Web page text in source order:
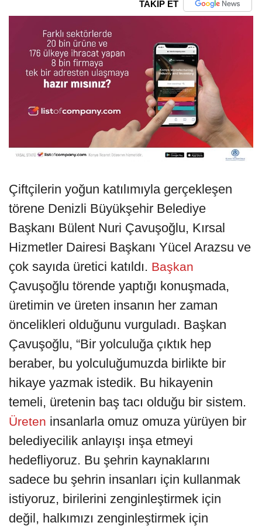
TAKİP ET
Çiftçilerin yoğun katılımıyla gerçekleşen
törene Denizli Büyükşehir Belediye
Başkanı Bülent Nuri Çavuşoğlu, Kırsal
Hizmetler Dairesi Başkanı Yücel Arazsu ve
çok sayıda üretici katıldı. Başkan
Çavuşoğlu törende yaptığı konuşmada,
üretimin ve üreten insanın her zaman
öncelikleri olduğunu vurguladı. Başkan
Çavuşoğlu, “Bir yolculuğa çıktık hep
beraber, bu yolculuğumuzda birlikte bir
hikaye yazmak istedik. Bu hikayenin
temeli, üretenin baş tacı olduğu bir sistem.
Üreten insanlarla omuz omuza yürüyen bir
belediyecilik anlayışı inşa etmeyi
hedefliyoruz. Bu şehrin kaynaklarını
sadece bu şehrin insanları için kullanmak
istiyoruz, birilerini zenginleştirmek için
değil, halkımızı zenginleştirmek için